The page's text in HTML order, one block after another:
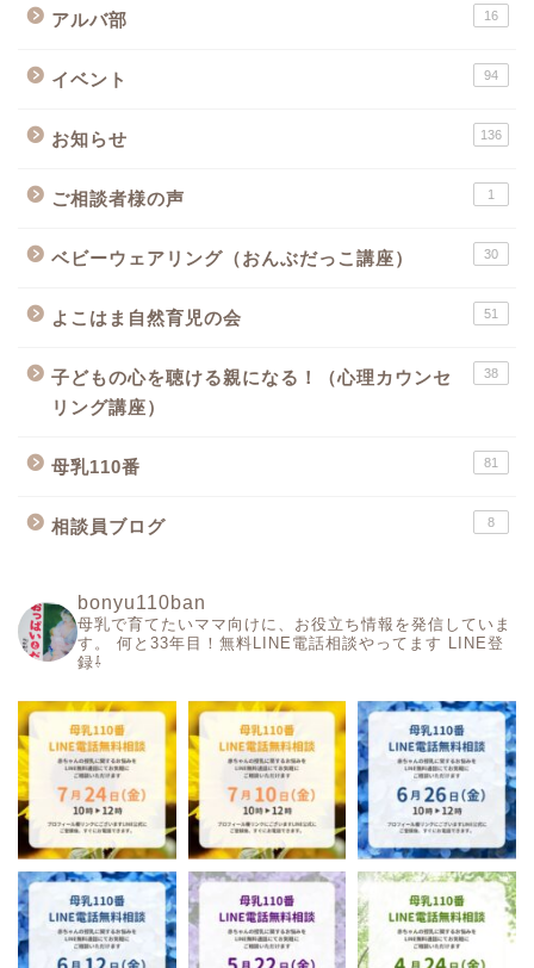
アルバ部 16
イベント 94
お知らせ 136
ご相談者様の声 1
ベビーウェアリング（おんぶだっこ講座） 30
よこはま自然育児の会 51
子どもの心を聴ける親になる！（心理カウンセ
リング講座）
38
母乳110番 81
相談員ブログ 8
bonyu110ban
母乳で育てたいママ向けに、お役立ち情報を発信していま
す。
何と33年目！無料LINE電話相談やってます
LINE登
録⇩